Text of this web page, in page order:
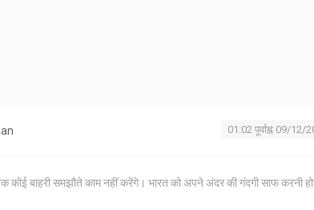
01:02 पूर्वाह्न 09/12/
बाहरी समझौते काम नहीं करेंगे। भारत को अपने अंदर की गंदगी साफ करनी